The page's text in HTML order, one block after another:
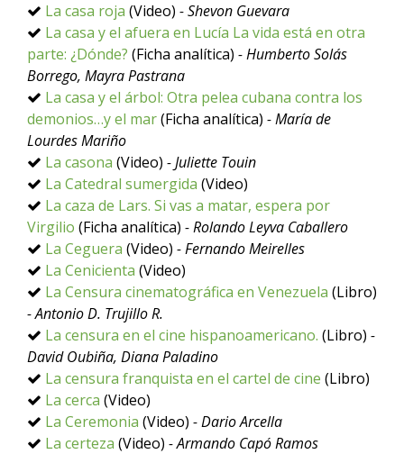
La casa roja (Video) - Shevon Guevara
La casa y el afuera en Lucía La vida está en otra
parte: ¿Dónde? (Ficha analítica) - Humberto Solás
Borrego, Mayra Pastrana
La casa y el árbol: Otra pelea cubana contra los
demonios…y el mar(Ficha analítica) - María de
Lourdes Mariño
La casona (Video) - Juliette Touin
La Catedral sumergida (Video)
La caza de Lars. Si vas a matar, espera por
Virgilio (Ficha analítica) - Rolando Leyva Caballero
La Ceguera (Video) - Fernando Meirelles
La Cenicienta (Video)
La Censura cinematográfica en Venezuela (Libro)
- Antonio D. Trujillo R.
La censura en el cine hispanoamericano. (Libro) -
David Oubiña, Diana Paladino
La censura franquista en el cartel de cine (Libro)
La cerca (Video)
La Ceremonia (Video) - Dario Arcella
La certeza (Video) - Armando Capó Ramos